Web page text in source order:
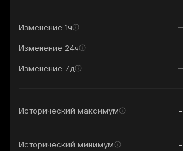
Изменение 1ч
Изменение 24ч
Изменение 7д
Исторический максимум -
-
Исторический минимум -